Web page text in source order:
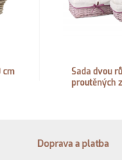
cm
Sada dvou
proutěných
Doprava a platba